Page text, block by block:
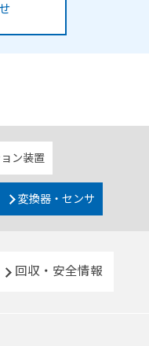
ン装置
変換器・センサ
回収・安全情報